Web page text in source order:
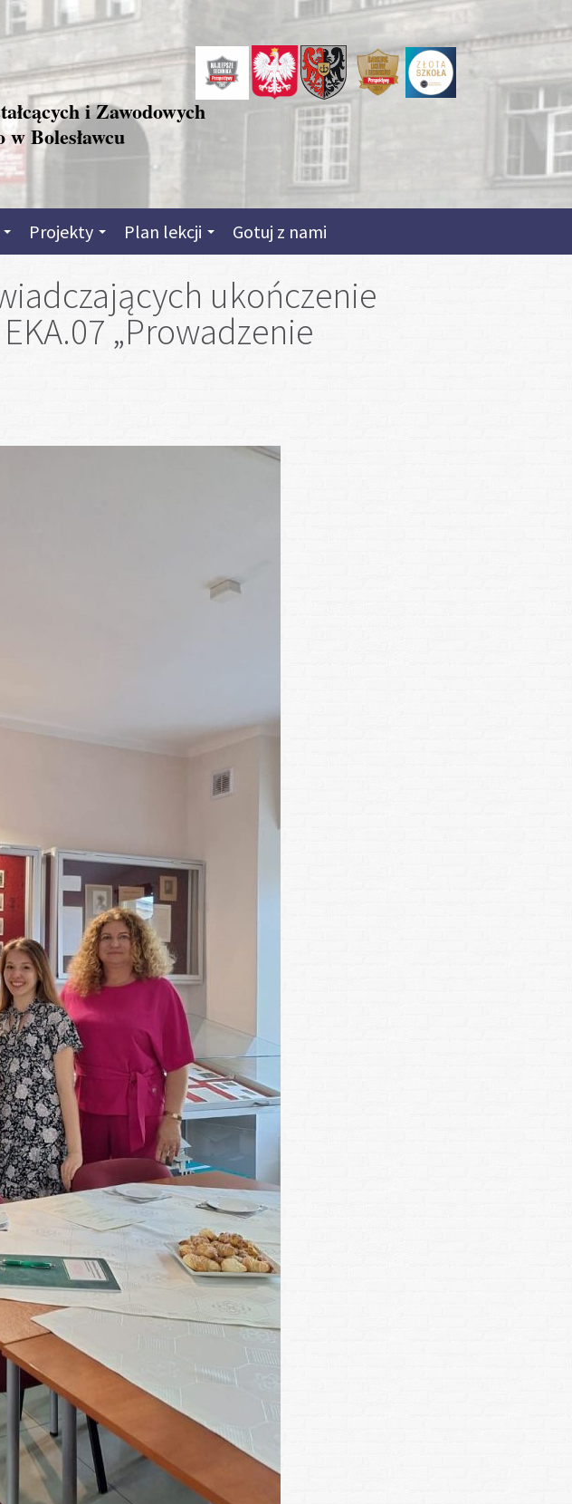
i Zawodowych
Bolesławcu
Projekty Plan lekcji Gotuj z nami
ukończenie
„Prowadzenie